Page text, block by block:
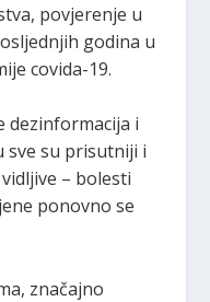
povjerenje u
godina u
covida-19.
dezinformacija i
sve su prisutniji i
– bolesti
ponovno se
značajno